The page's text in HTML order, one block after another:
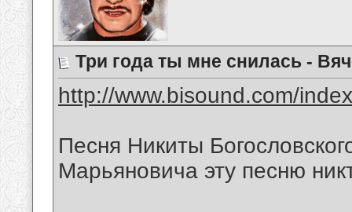
Три года ты мне снилась -
http://www.bisound.com/
Песня Никиты
Марьяновича эту песню